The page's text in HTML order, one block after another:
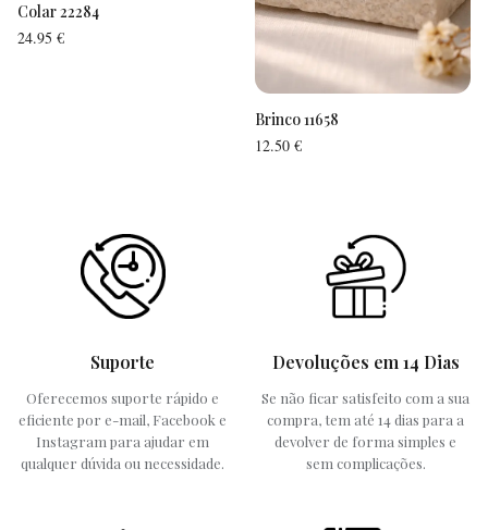
Colar 22284
24.95 €
Brinco 11658
12.50 €
Suporte
Oferecemos suporte rápido e
eficiente por e-mail, Facebook e
Instagram para ajudar em
qualquer dúvida ou necessidade.
Devoluções em 14 Dias
Se não ficar satisfeito com a sua
compra, tem até 14 dias para a
devolver de forma simples e
sem complicações.